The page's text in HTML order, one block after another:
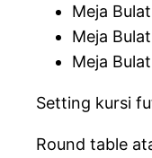
Meja
Meja
Meja
Setting kursi
Round table